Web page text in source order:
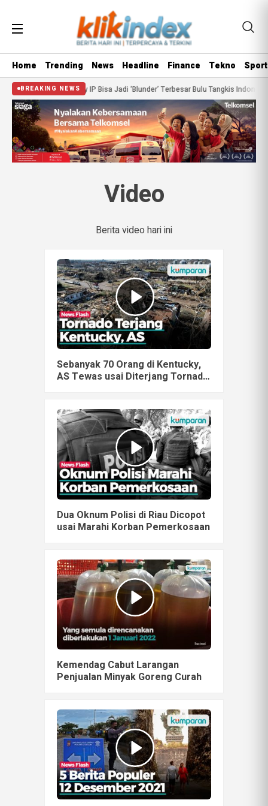
Home Trending News Headline Finance Tekno Sport
BREAKING NEWS
Kepergian Herry IP Bisa Jadi ‘Blunder’ Terbesar Bulu Tangkis Indonesia
Video
Berita video hari ini
Sebanyak 70 Orang di Kentucky,
AS Tewas usai Diterjang Tornado
Dua Oknum Polisi di Riau Dicopot
usai Marahi Korban Pemerkosaan
Kemendag Cabut Larangan
Penjualan Minyak Goreng Curah